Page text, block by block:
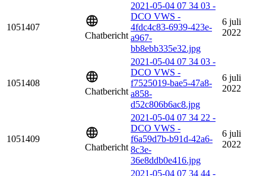
1051407
Chatbericht
2021-05-04 07 34 03 -
DCO VWS -
4fdc4c83-6939-423e-
a967-
bb8ebb335e32.jpg
6 juli
2022
1051408
Chatbericht
2021-05-04 07 34 03 -
DCO VWS -
f7525019-bae5-47a8-
a858-
d52c806b6ac8.jpg
6 juli
2022
1051409
Chatbericht
2021-05-04 07 34 22 -
DCO VWS -
f6a59d7b-b91d-42a6-
8c3e-
36e8ddb0e416.jpg
6 juli
2022
2021-05-04 07 34 44 -